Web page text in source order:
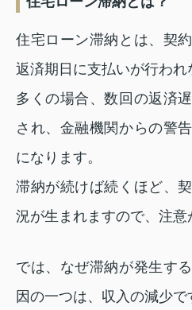
住宅ローン滞納とは、契
返済期日に支払いが行われ
多くの場合、数回の返済
され、金融機関からの警
になります。
滞納が続けば続くほど、
況が生まれますので、注意
では、なぜ滞納が発生す
因の一つは、収入の減少で